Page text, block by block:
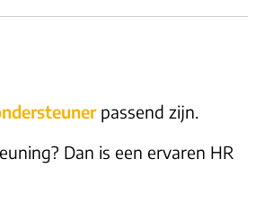
passend zijn.
Dan is een ervaren HR